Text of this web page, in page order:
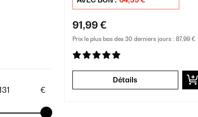
€
91,99 €
Prix le plus bas des 30 derniers jours : 87,99 €
Détails